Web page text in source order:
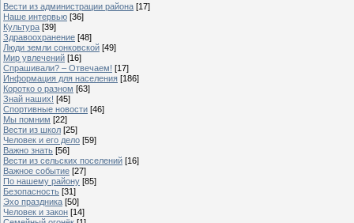
Вести из администрации района [17]
Наше интервью [36]
Культура [39]
Здравоохранение [48]
Люди земли сонковской [49]
Мир увлечений [16]
Спрашивали? – Отвечаем! [17]
Информация для населения [186]
Коротко о разном [63]
Знай наших! [45]
Спортивные новости [46]
Мы помним [22]
Вести из школ [25]
Человек и его дело [59]
Важно знать [56]
Вести из сельских поселений [16]
Важное событие [27]
По нашему району [85]
Безопасность [31]
Эхо праздника [50]
Человек и закон [14]